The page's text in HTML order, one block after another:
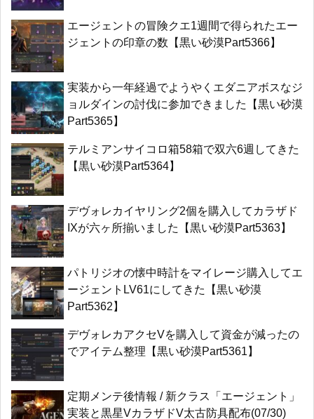
エージェントの冒険クエ1週間で得られたエー
ジェントの印章の数【黒い砂漠Part5366】
実装から一年経過でようやくエダニアボスなジ
ョルダインの討伐に参加できました【黒い砂漠
Part5365】
テルミアンサイコロ箱58箱で双六6週してきた
【黒い砂漠Part5364】
デヴォレカイヤリング2個を購入してカラザド
IXが六ヶ所揃いました【黒い砂漠Part5363】
パトリジオの懐中時計をマイレージ購入してエ
ージェントLV61にしてきた【黒い砂漠
Part5362】
デヴォレカアクセVを購入して資金が減ったの
でアイテム整理【黒い砂漠Part5361】
定期メンテ後情報 / 新クラス「エージェント」
実装と黒星VカラザドV太古防具配布(07/30)